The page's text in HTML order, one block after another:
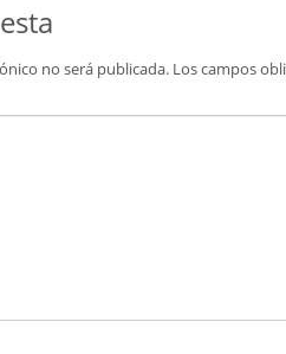
no será publicada. Los campos